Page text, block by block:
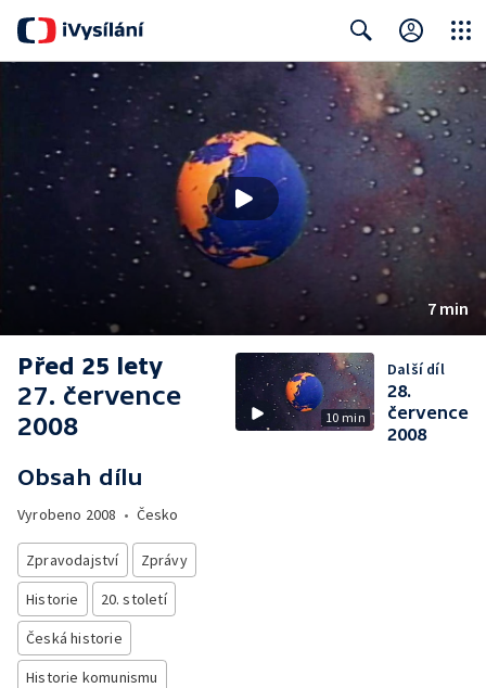
Search Close
7 min
Před 25 lety
27. července
2008
Obsah dílu
Vyrobeno 2008 • Česko
Zpravodajství
Zprávy
Historie
20. století
Česká historie
Historie komunismu
10 min
Další díl
28.
července
2008